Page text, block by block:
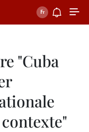
"Cuba